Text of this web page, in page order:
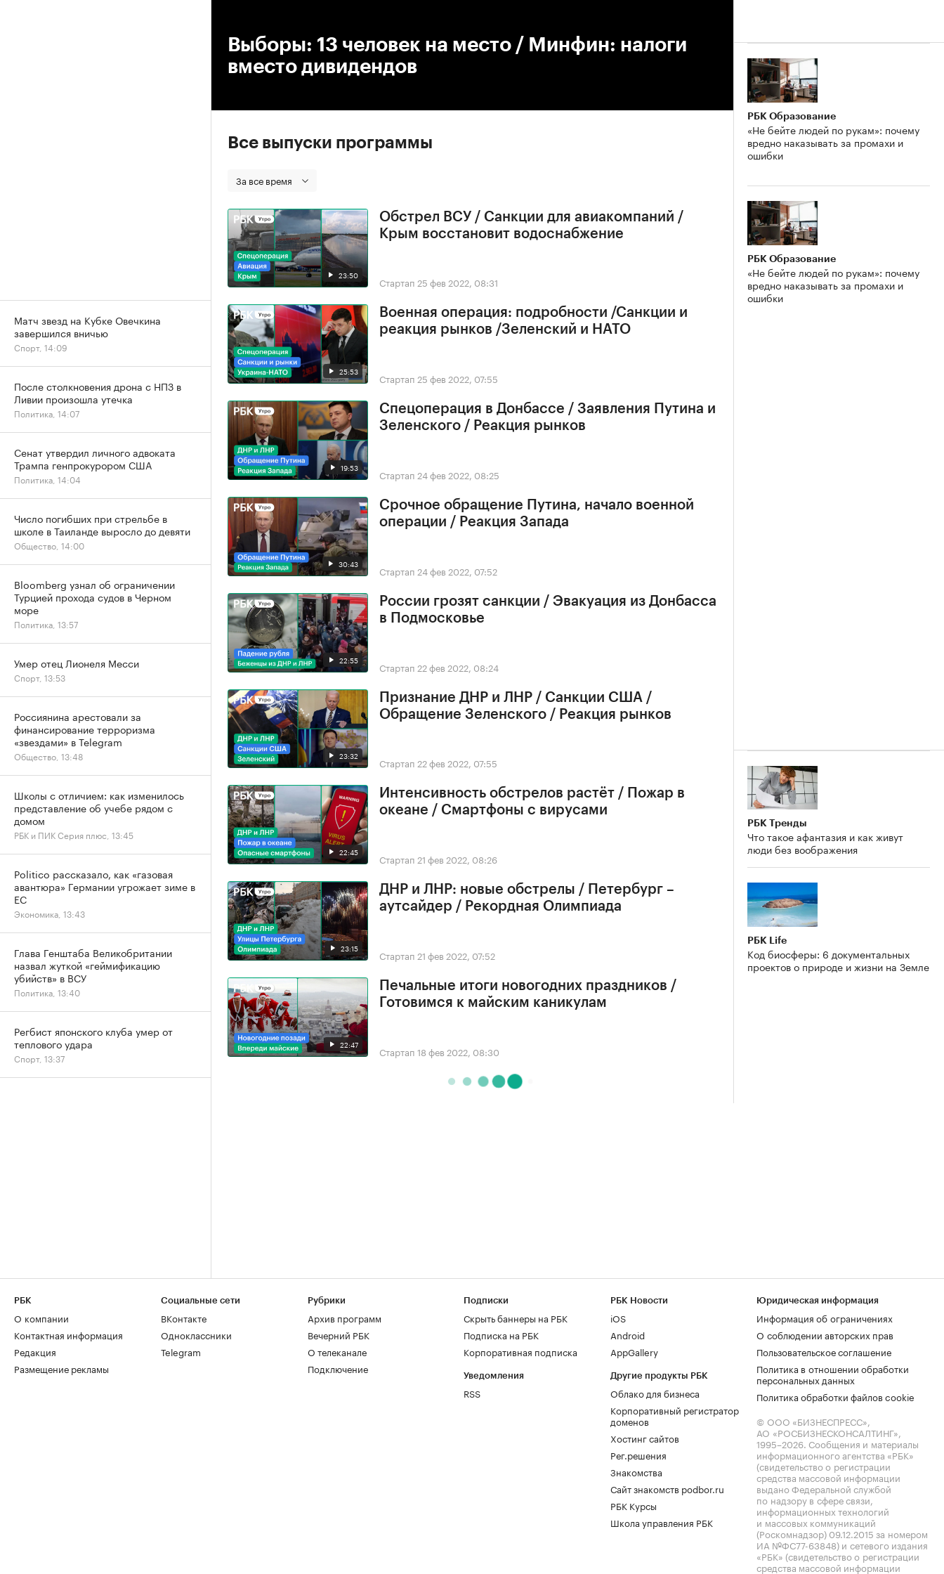
Выборы: 13 человек на место / Минфин: налоги
вместо дивидендов
Все выпуски программы
За все время
23:50
Обстрел ВСУ / Санкции для авиакомпаний /
Крым восстановит водоснабжение
Стартап 25 фев 2022, 08:31
25:53
Военная операция: подробности /Санкции и
реакция рынков /Зеленский и НАТО
Стартап 25 фев 2022, 07:55
19:53
Спецоперация в Донбассе / Заявления Путина и
Зеленского / Реакция рынков
Стартап 24 фев 2022, 08:25
30:43
Срочное обращение Путина, начало военной
операции / Реакция Запада
Стартап 24 фев 2022, 07:52
22:55
России грозят санкции / Эвакуация из Донбасса
в Подмосковье
Стартап 22 фев 2022, 08:24
23:32
Признание ДНР и ЛНР / Санкции США /
Обращение Зеленского / Реакция рынков
Стартап 22 фев 2022, 07:55
22:45
Интенсивность обстрелов растёт / Пожар в
океане / Смартфоны с вирусами
Стартап 21 фев 2022, 08:26
23:15
ДНР и ЛНР: новые обстрелы / Петербург –
аутсайдер / Рекордная Олимпиада
Стартап 21 фев 2022, 07:52
22:47
Печальные итоги новогодних праздников /
Готовимся к майским каникулам
Стартап 18 фев 2022, 08:30
РБК Образование
«Не бейте людей по рукам»: почему
вредно наказывать за промахи и
ошибки
РБК Образование
«Не бейте людей по рукам»: почему
вредно наказывать за промахи и
ошибки
РБК Тренды
Что такое афантазия и как живут
люди без воображения
РБК Life
Код биосферы: 6 документальных
проектов о природе и жизни на Земле
Матч звезд на Кубке Овечкина
завершился вничью
Спорт, 14:09
После столкновения дрона с НПЗ в
Ливии произошла утечка
Политика, 14:07
Сенат утвердил личного адвоката
Трампа генпрокурором США
Политика, 14:04
Число погибших при стрельбе в
школе в Таиланде выросло до девяти
Общество, 14:00
Bloomberg узнал об ограничении
Турцией прохода судов в Черном
море
Политика, 13:57
Умер отец Лионеля Месси
Спорт, 13:53
Россиянина арестовали за
финансирование терроризма
«звездами» в Telegram
Общество, 13:48
Школы с отличием: как изменилось
представление об учебе рядом с
домом
РБК и ПИК Серия плюс, 13:45
Politico рассказало, как «газовая
авантюра» Германии угрожает зиме в
ЕС
Экономика, 13:43
Глава Генштаба Великобритании
назвал жуткой «геймификацию
убийств» в ВСУ
Политика, 13:40
Регбист японского клуба умер от
теплового удара
Спорт, 13:37
РБК
О компании
Контактная информация
Редакция
Размещение рекламы
Социальные сети
ВКонтакте
Одноклассники
Telegram
Рубрики
Архив программ
Вечерний РБК
О телеканале
Подключение
Подписки
Скрыть баннеры на РБК
Подписка на РБК
Корпоративная подписка
Уведомления
RSS
РБК Новости
iOS
Android
AppGallery
Другие продукты РБК
Облако для бизнеса
Корпоративный регистратор
доменов
Хостинг сайтов
Рег.решения
Знакомства
Сайт знакомств podbor.ru
РБК Курсы
Школа управления РБК
Юридическая информация
Информация об ограничениях
О соблюдении авторских прав
Пользовательское соглашение
Политика в отношении обработки
персональных данных
Политика обработки файлов cookie
© ООО «БИЗНЕСПРЕСС»,
АО «РОСБИЗНЕСКОНСАЛТИНГ»,
1995–2026. Сообщения и материалы
информационного агентства «РБК»
(свидетельство о регистрации
средства массовой информации
выдано Федеральной службой
по надзору в сфере связи,
информационных технологий
и массовых коммуникаций
(Роскомнадзор) 09.12.2015 за номером
ИА №ФС77-63848) и сетевого издания
«РБК» (свидетельство о регистрации
средства массовой информации